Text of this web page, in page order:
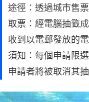
途徑：透過城市售
取票：經電腦抽籤
收到以電郵發放的
須知：每個申請限
申請者將被取消其